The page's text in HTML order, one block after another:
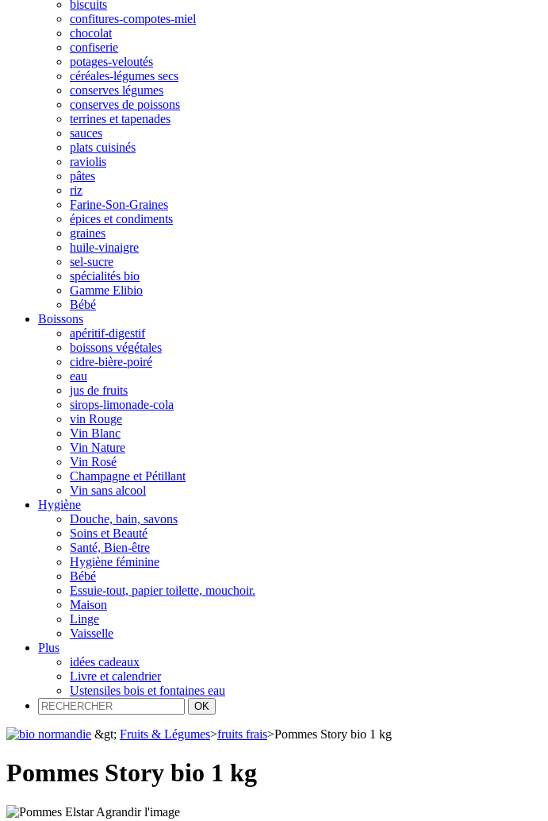
biscuits
confitures-compotes-miel
chocolat
confiserie
potages-veloutés
céréales-légumes secs
conserves légumes
conserves de poissons
terrines et tapenades
sauces
plats cuisinés
raviolis
pâtes
riz
Farine-Son-Graines
épices et condiments
graines
huile-vinaigre
sel-sucre
spécialités bio
Gamme Elibio
Bébé
Boissons
apéritif-digestif
boissons végétales
cidre-bière-poiré
eau
jus de fruits
sirops-limonade-cola
vin Rouge
Vin Blanc
Vin Nature
Vin Rosé
Champagne et Pétillant
Vin sans alcool
Hygiène
Douche, bain, savons
Soins et Beauté
Santé, Bien-être
Hygiène féminine
Bébé
Essuie-tout, papier toilette, mouchoir.
Maison
Linge
Vaisselle
Plus
idées cadeaux
Livre et calendrier
Ustensiles bois et fontaines eau
&gt; Fruits & Légumes>fruits frais>Pommes Story bio 1 kg
Pommes Story bio 1 kg
Agrandir l'image